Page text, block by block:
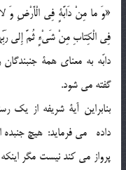
«وَ ما مِنْ دَابَّةٍ فِي الْأَرْضِ وَ لا
فِي الْكِتابِ مِنْ شَيْ‏ءٍ ثُمَّ إِلى
دابّه به معناي همة
گفته مي شود.
بنابراين آية شريفه از يك
داده مي فرمايد: هيچ جنبده
پرواز مي كند نيست مگر